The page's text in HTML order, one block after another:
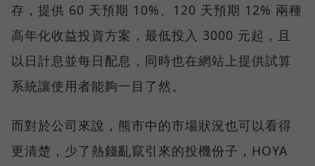
存，提供 60 天預期 10%、120 天預期 12% 兩種
高年化收益投資方案，最低投入 3000 元起，且
以日計息並每日配息，同時也在網站上提供試算
系統讓使用者能夠一目了然。
而對於公司來說，熊市中的市場狀況也可以看得
更清楚，少了熱錢亂竄引來的投機份子，HOYA